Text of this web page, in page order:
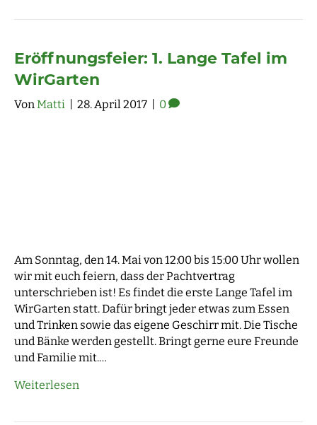
Eröffnungsfeier: 1. Lange Tafel im
WirGarten
VonMatti 28. April 2017 0
Am Sonntag, den 14. Mai von 12:00 bis 15:00 Uhr wollen
wir mit euch feiern, dass der Pachtvertrag
unterschrieben ist! Es findet die erste Lange Tafel im
WirGarten statt. Dafür bringt jeder etwas zum Essen
und Trinken sowie das eigene Geschirr mit. Die Tische
und Bänke werden gestellt. Bringt gerne eure Freunde
und Familie mit.…
Weiterlesen